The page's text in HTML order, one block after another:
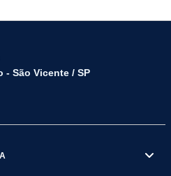
- São Vicente / SP